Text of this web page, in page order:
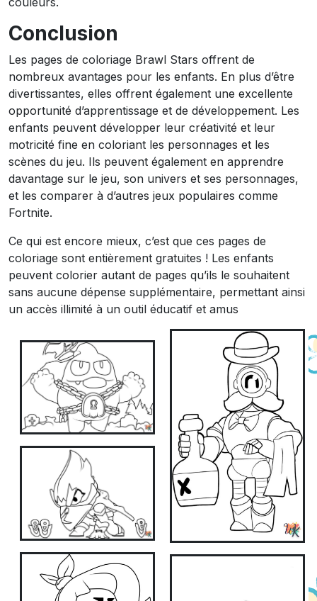
Conclusion
Les pages de coloriage Brawl Stars offrent de
nombreux avantages pour les enfants. En plus d’être
divertissantes, elles offrent également une excellente
opportunité d’apprentissage et de développement. Les
enfants peuvent développer leur créativité et leur
motricité fine en coloriant les personnages et les
scènes du jeu. Ils peuvent également en apprendre
davantage sur le jeu, son univers et ses personnages,
et les comparer à d’autres jeux populaires comme
Fortnite.
Ce qui est encore mieux, c’est que ces pages de
coloriage sont entièrement gratuites ! Les enfants
peuvent colorier autant de pages qu’ils le souhaitent
sans aucune dépense supplémentaire, permettant ainsi
un accès illimité à un outil éducatif et amus